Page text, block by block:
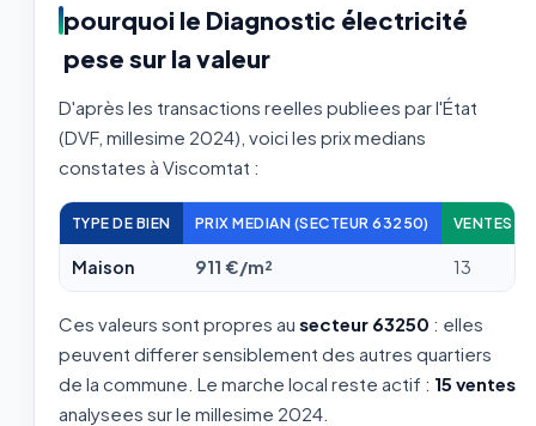
pourquoi le Diagnostic électricité
pese sur la valeur
D'après les transactions reelles publiees par l'État
(DVF, millesime 2024), voici les prix medians
constates à Viscomtat :
TYPE DE BIEN PRIX MEDIAN (SECTEUR 63250) VENTES
Maison 911 €/m² 13
Ces valeurs sont propres au secteur 63250 : elles
peuvent differer sensiblement des autres quartiers
de la commune. Le marche local reste actif : 15 ventes
analysees sur le millesime 2024.